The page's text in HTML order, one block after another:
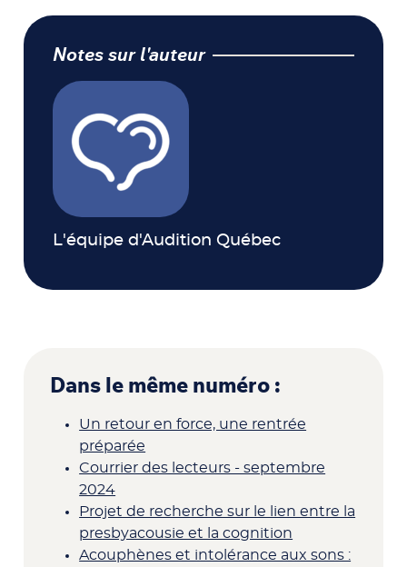
Notes sur l'auteur
L'équipe d'Audition Québec
Dans le même numéro :
Un retour en force, une rentrée
préparée
Courrier des lecteurs - septembre
2024
Projet de recherche sur le lien entre la
presbyacousie et la cognition
Acouphènes et intolérance aux sons :